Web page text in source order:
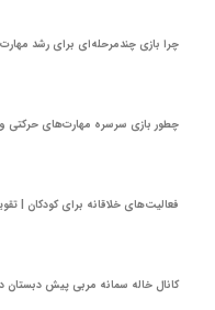
چرا بازی چندمرحله‌ای برای رشد مهارت‌های کودک ۴
چطور بازی سرسره مهارت‌های حرکتی
فعالیت‌های خلاقانه برای کودکان |
کانال خاله سمانه مربی پیش دبستان